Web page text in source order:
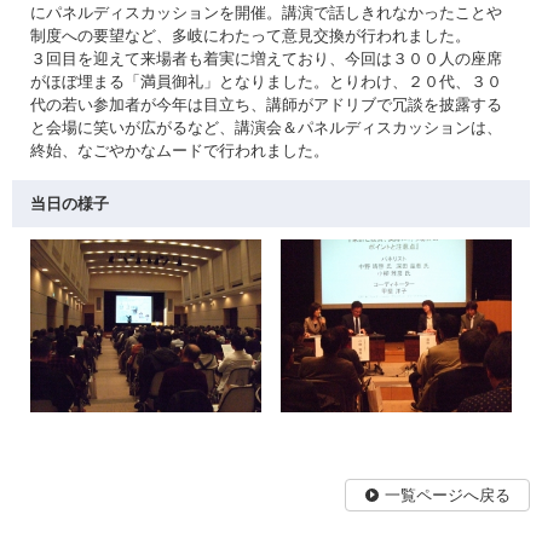
にパネルディスカッションを開催。講演で話しきれなかったことや
制度への要望など、多岐にわたって意見交換が行われました。
３回目を迎えて来場者も着実に増えており、今回は３００人の座席
がほぼ埋まる「満員御礼」となりました。とりわけ、２０代、３０
代の若い参加者が今年は目立ち、講師がアドリブで冗談を披露する
と会場に笑いが広がるなど、講演会＆パネルディスカッションは、
終始、なごやかなムードで行われました。
当日の様子
一覧ページへ戻る